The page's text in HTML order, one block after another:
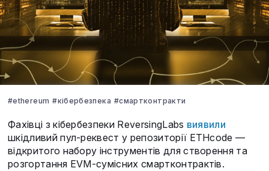
#ethereum #кібербезпека #смартконтракти
Фахівці з кібербезпеки ReversingLabs виявили
шкідливий пул-реквест у репозиторії ETHcode —
відкритого набору інструментів для створення та
розгортання EVM-сумісних смартконтрактів.